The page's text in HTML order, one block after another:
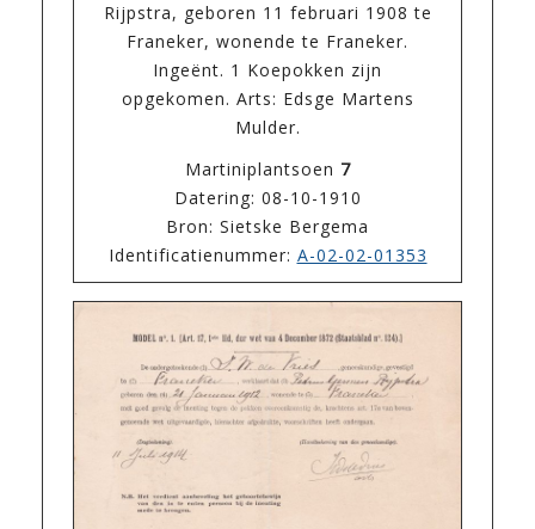
Rijpstra, geboren 11 februari 1908 te
Franeker, wonende te Franeker.
Ingeënt. 1 Koepokken zijn
opgekomen. Arts: Edsge Martens
Mulder.
Martiniplantsoen 7
Datering: 08-10-1910
Bron: Sietske Bergema
Identificatienummer: A-02-02-01353